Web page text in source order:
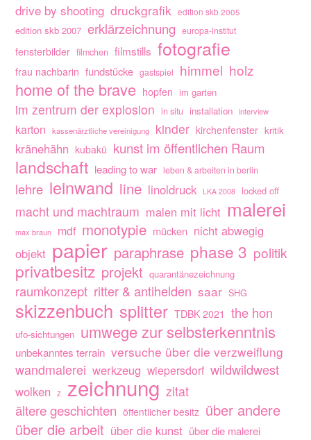
drive by shooting druckgrafik edition skb 2005
edition skb 2007 erklärzeichnung europa-institut
fensterbilder filmchen filmstills fotografie
frau nachbarin fundstücke gastspiel himmel holz
home of the brave hopfen im garten
im zentrum der explosion in situ installation interview
karton kassenärztliche vereinigung kinder kirchenfenster kritik
kränehähn kubakü kunst im öffentlichen Raum
landschaft leading to war leben & arbeiten in berlin
lehre leinwand line linoldruck LKA 2008 locked off
macht und machtraum malen mit licht malerei
max braun mdf monotypie mücken nicht abwegig
objekt papier paraphrase phase 3 politik
privatbesitz projekt quarantänezeichnung
raumkonzept ritter & antihelden saar SHG
skizzenbuch splitter TDBK 2021 the hon
ufo-sichtungen umwege zur selbsterkenntnis
unbekanntes terrain versuche über die verzweiflung
wandmalerei werkzeug wiepersdorf wildwildwest
wolken z zeichnung zitat
ältere geschichten öffentlicher besitz über andere
über die arbeit über die kunst über die malerei